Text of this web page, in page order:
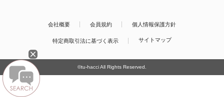
会社概要 会員規約 個人情報保護方針
特定商取引法に基づく表示 サイトマップ
©tu-hacci All Rights Reserved.